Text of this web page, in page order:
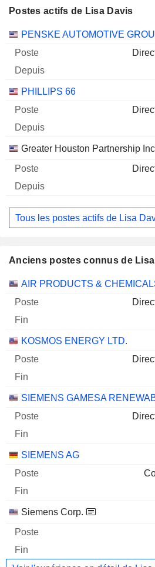
AIR PRODUCTS AND
Postes actifs de Lisa Davis
Sociétés Poste Début
PENSKE AUTOMOTIVE
PHILLIPS 66
Greater Houston Partnership Inc
Tous les postes actifs de Lisa
Anciens postes connus de
Sociétés Poste Fin
AIR PRODUCTS &
KOSMOS ENERGY LTD.
SIEMENS GAMESA
SIEMENS AG
Siemens Corp.